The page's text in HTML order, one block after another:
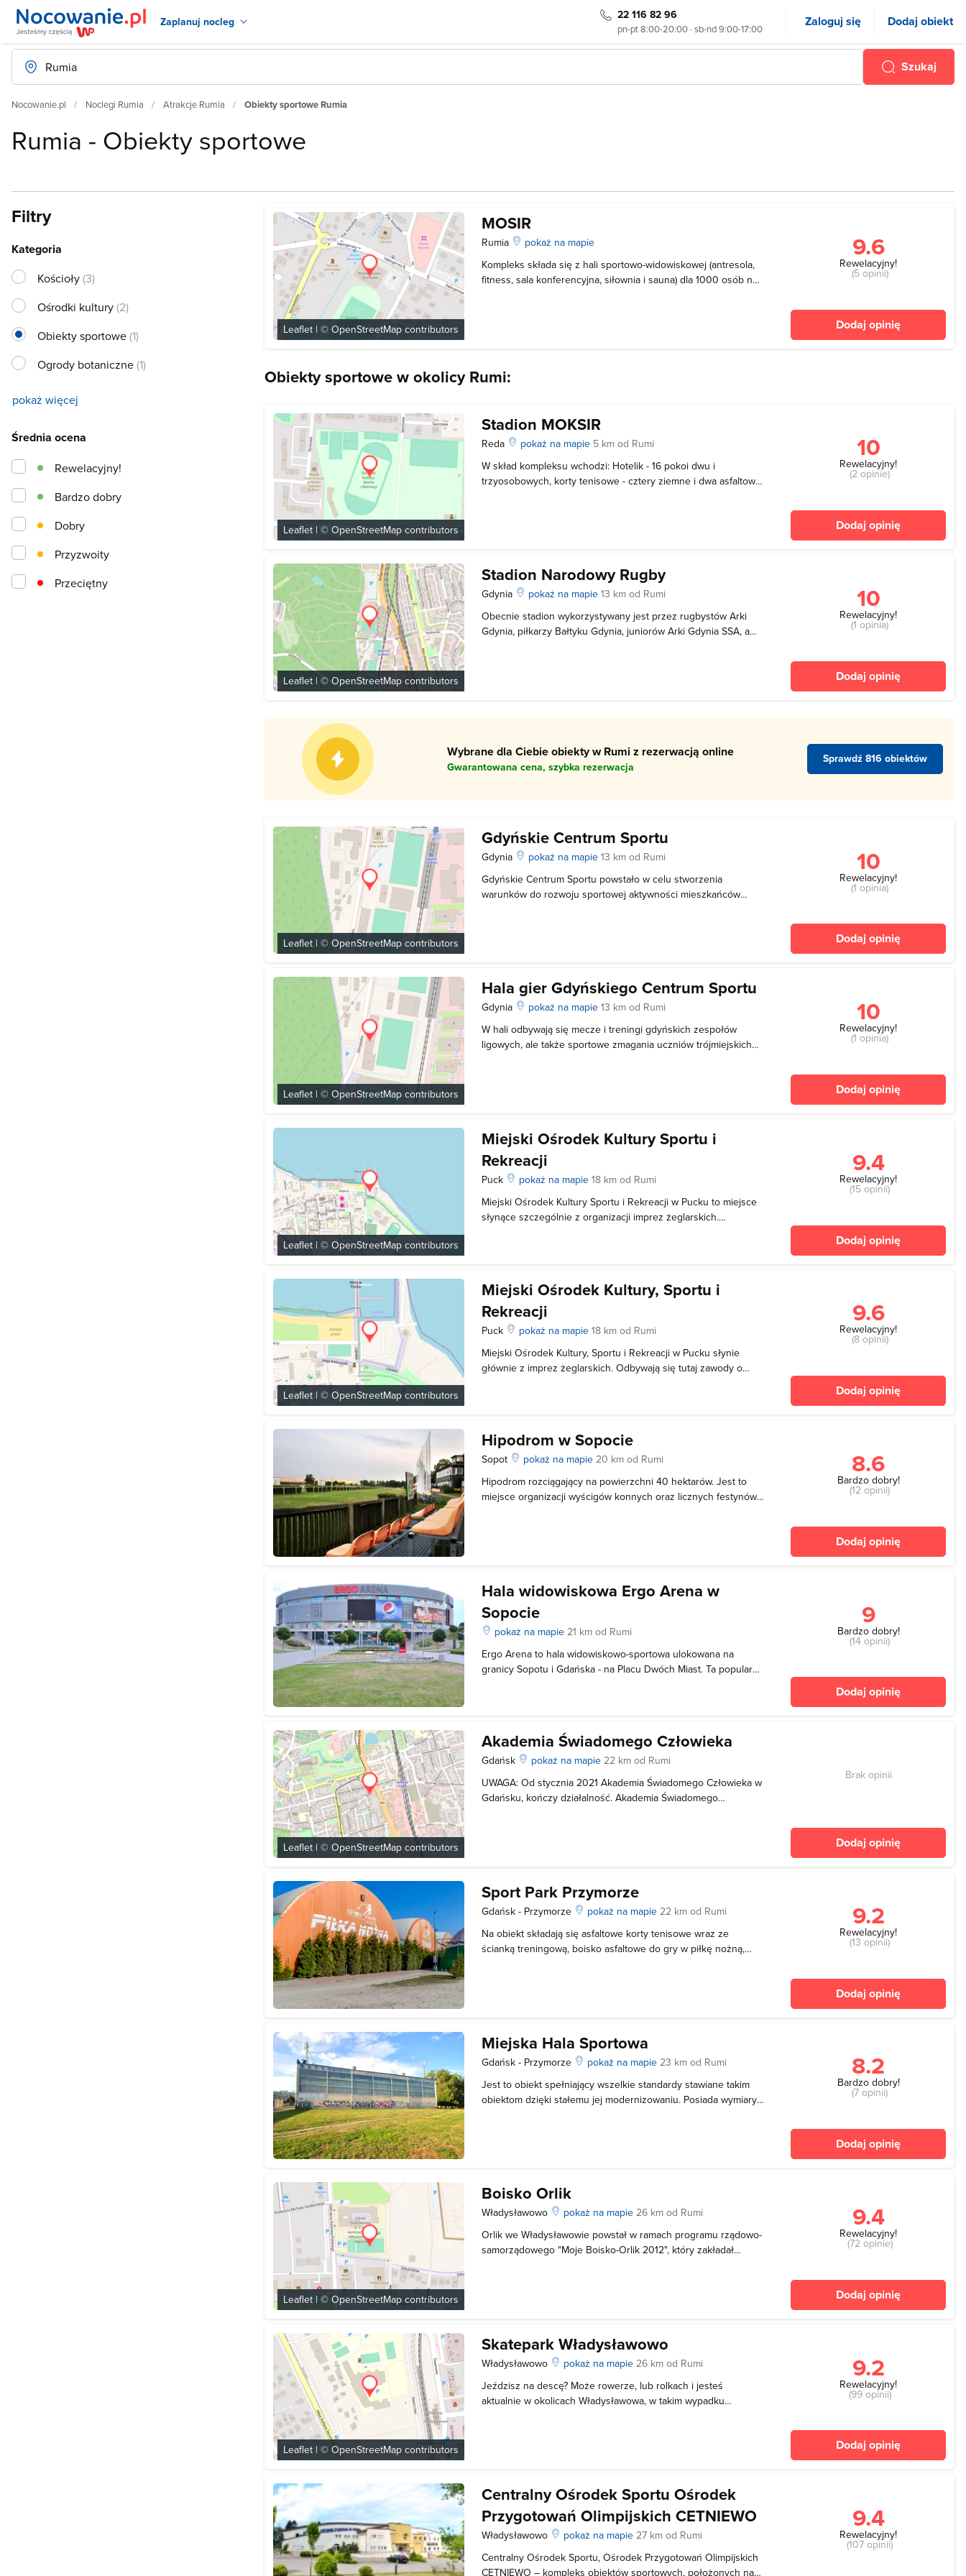
Zaplanuj nocleg 22 116 82 96
pn-pt 8:00-20:00 · sb-nd 9:00-17:00 Zaloguj się Dodaj obiekt
Szukaj
Nocowanie.pl Noclegi Rumia Atrakcje Rumia Obiekty sportowe Rumia
Rumia - Obiekty sportowe
Leaflet | ©OpenStreetMap contributors
MOSIR
Rumia
pokaż na mapie
Kompleks składa się z hali sportowo-widowiskowej (antresola,
fitness, sala konferencyjna, siłownia i sauna) dla 1000 osób na
9.6
Rewelacyjny!
(5 opinii)
Dodaj opinię
Obiekty sportowe w okolicy Rumi:
Leaflet | ©OpenStreetMap contributors
Stadion MOKSIR
Reda pokaż na mapie 5 km od Rumi
W skład kompleksu wchodzi: Hotelik - 16 pokoi dwu i
trzyosobowych, korty tenisowe - cztery ziemne i dwa asfaltowe,
10
Rewelacyjny!
(2 opinie)
Dodaj opinię
Leaflet | ©OpenStreetMap contributors
Stadion Narodowy Rugby
Gdynia pokaż na mapie13 km od Rumi
Obecnie stadion wykorzystywany jest przez rugbystów Arki
Gdynia, piłkarzy Bałtyku Gdynia, juniorów Arki Gdynia SSA, a
10
Rewelacyjny!
(1 opinia)
Dodaj opinię
Wybrane dla Ciebie obiekty w Rumi z rezerwacją online
Gwarantowana cena, szybka rezerwacja
Sprawdź 816 obiektów
Leaflet | ©OpenStreetMap contributors
Gdyńskie Centrum Sportu
Gdynia pokaż na mapie13 km od Rumi
Gdyńskie Centrum Sportu powstało w celu stworzenia
warunków do rozwoju sportowej aktywności mieszkańców
10
Rewelacyjny!
(1 opinia)
Dodaj opinię
Leaflet | ©OpenStreetMap contributors
Hala gier Gdyńskiego Centrum Sportu
Gdynia pokaż na mapie13 km od Rumi
W hali odbywają się mecze i treningi gdyńskich zespołów
ligowych, ale także sportowe zmagania uczniów trójmiejskich
10
Rewelacyjny!
(1 opinia)
Dodaj opinię
Leaflet | ©OpenStreetMap contributors
Miejski Ośrodek Kultury Sportu i
Rekreacji
Puck pokaż na mapie18 km od Rumi
Miejski Ośrodek Kultury Sportu i Rekreacji w Pucku to miejsce
słynące szczególnie z organizacji imprez żeglarskich.
9.4
Rewelacyjny!
(15 opinii)
Dodaj opinię
Leaflet | ©OpenStreetMap contributors
Miejski Ośrodek Kultury, Sportu i
Rekreacji
Puck pokaż na mapie18 km od Rumi
Miejski Ośrodek Kultury, Sportu i Rekreacji w Pucku słynie
głównie z imprez żeglarskich. Odbywają się tutaj zawody o
9.6
Rewelacyjny!
(8 opinii)
Dodaj opinię
Hipodrom w Sopocie
Sopot pokaż na mapie20 km od Rumi
Hipodrom rozciągający na powierzchni 40 hektarów. Jest to
miejsce organizacji wyścigów konnych oraz licznych festynów i
8.6
Bardzo dobry!
(12 opinii)
Dodaj opinię
Hala widowiskowa Ergo Arena w
Sopocie
pokaż na mapie21 km od Rumi
Ergo Arena to hala widowiskowo-sportowa ulokowana na
granicy Sopotu i Gdańska - na Placu Dwóch Miast. Ta popularna
9
Bardzo dobry!
(14 opinii)
Dodaj opinię
Leaflet | ©OpenStreetMap contributors
Akademia Świadomego Człowieka
Gdańsk pokaż na mapie22 km od Rumi
UWAGA: Od stycznia 2021 Akademia Świadomego Człowieka w
Gdańsku, kończy działalność. Akademia Świadomego
Brak opinii
Dodaj opinię
Sport Park Przymorze
Gdańsk - Przymorze pokaż na mapie22 km od Rumi
Na obiekt składają się asfaltowe korty tenisowe wraz ze
ścianką treningową, boisko asfaltowe do gry w piłkę nożną,
9.2
Rewelacyjny!
(13 opinii)
Dodaj opinię
Miejska Hala Sportowa
Gdańsk - Przymorze pokaż na mapie23 km od Rumi
Jest to obiekt spełniający wszelkie standardy stawiane takim
obiektom dzięki stałemu jej modernizowaniu. Posiada wymiary
8.2
Bardzo dobry!
(7 opinii)
Dodaj opinię
Leaflet | ©OpenStreetMap contributors
Boisko Orlik
Władysławowo pokaż na mapie26 km od Rumi
Orlik we Władysławowie powstał w ramach programu rządowo-
samorządowego "Moje Boisko-Orlik 2012", który zakładał
9.4
Rewelacyjny!
(72 opinie)
Dodaj opinię
Leaflet | ©OpenStreetMap contributors
Skatepark Władysławowo
Władysławowo pokaż na mapie26 km od Rumi
Jeździsz na descę? Może rowerze, lub rolkach i jesteś
aktualnie w okolicach Władysławowa, w takim wypadku
9.2
Rewelacyjny!
(99 opinii)
Dodaj opinię
Centralny Ośrodek Sportu Ośrodek
Przygotowań Olimpijskich CETNIEWO
Władysławowo pokaż na mapie27 km od Rumi
Centralny Ośrodek Sportu, Ośrodek Przygotowań Olimpijskich
CETNIEWO – kompleks obiektów sportowych, położonych nad
9.4
Rewelacyjny!
(107 opinii)
Filtry
Kategoria
Kościoły(3)
Ośrodki kultury(2)
Obiekty sportowe(1)
Ogrody botaniczne(1)
pokaż więcej
Średnia ocena
Przeciętny
Przyzwoity
Dobry
Bardzo dobry
Rewelacyjny!